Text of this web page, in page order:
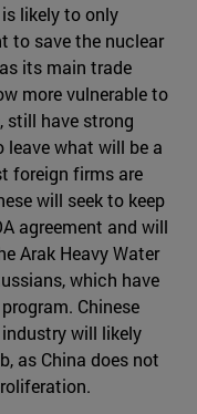
likely to only
to save the nuclear
its main trade
more vulnerable to
still have strong
leave what will be a
foreign firms are
will seek to keep
agreement and will
Arak Heavy Water
which have
Chinese
will likely
as China does not